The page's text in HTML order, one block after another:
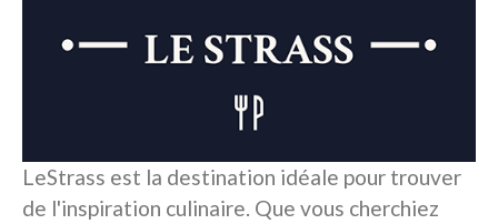
LeStrass est la destination idéale pour trouver
de l'inspiration culinaire. Que vous cherchiez